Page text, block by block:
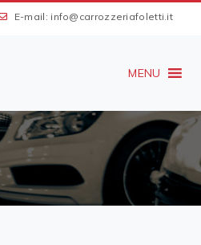
E-mail: info@carrozzeriafoletti.it
MENU